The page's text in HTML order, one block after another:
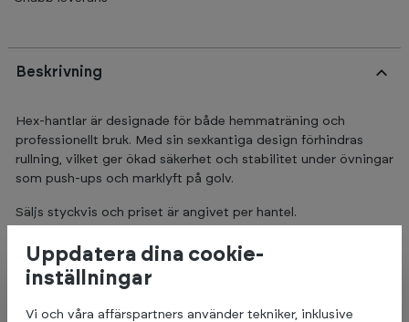
Beskrivning
Hex-hantlar är designade för både hemmaträning och
professionellt bruk. Med sin sexkantiga design förhindras
rullning, vilket ger ökad säkerhet och stabilitet under övningar
som push-ups och marklyft på golv.
Säljs styckvis och priset är angivet per hantel.
Nyckelfunktioner:
Sexkantig form:Förhindrar att hantlarna rullar iväg, vilket
Gummibeläggning: Minskar ljudnivån och skyddar golvet
Uppdatera dina cookie-
inställningar
Vi och våra affärspartners använder tekniker, inklusive